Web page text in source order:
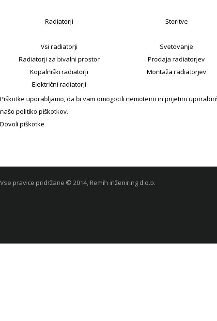
Radiatorji
Vsi radiatorji
Radiatorji za bivalni prostor
Kopalniški radiatorji
Električni radiatorji
Storitve
Svetovanje
Prodaja radiatorjev
Montaža radiatorjev
Piškotke uporabljamo, da bi vam omogocili nemoteno in prijetno
našo politiko piškotkov.
Dovoli piškotke
Vse pravice pridržane © 2014, Remih inženiring d.o.o.